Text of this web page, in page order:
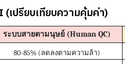
(เปรียบเทียบความคุ้มค่า)
ระบบสายตามนุษย์ (Human QC)
80-85% (ลดลงตามความล้า)